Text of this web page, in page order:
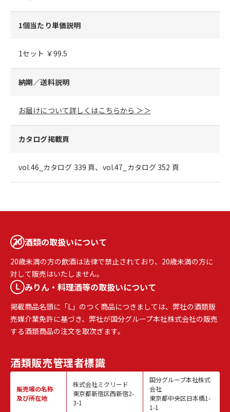
1個当たり単価説明
1セット ￥99.5
納期／送料説明
お届けについて詳しくはこちらから ＞＞
カタログ掲載頁
vol.46_カタログ 339 頁、vol.47_カタログ 352 頁
酒類の取扱いについて
20歳未満の方の飲酒は法律で禁止されており、20歳未満の方に
対して販売はいたしません。
みりん・料理酒等の取扱いについて
掲載商品名頭に「L」のつく商品につきましては、弊社の酒類販
売媒介業免許に基づき、弊社が国分グループ本社株式会社の販売
する酒類商品の注文を取次ぎます。
酒類販売管理者標識
販売場の名称
及び所在地
株式会社ミクリード
東京都新宿区西新宿2-
3-1
国分グループ本社株式
会社
東京都中央区日本橋1-
1-1